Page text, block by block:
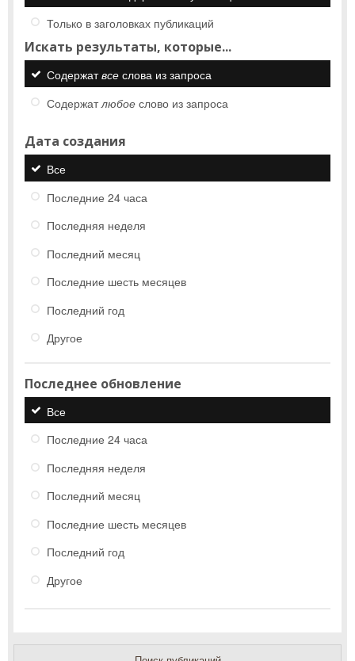
Только в заголовках публикаций
Искать результаты, которые...
Содержатвсе слова из запроса
Содержатлюбое слово из запроса
Дата создания
Все
Последние 24 часа
Последняя неделя
Последний месяц
Последние шесть месяцев
Последний год
Другое
Последнее обновление
Все
Последние 24 часа
Последняя неделя
Последний месяц
Последние шесть месяцев
Последний год
Другое